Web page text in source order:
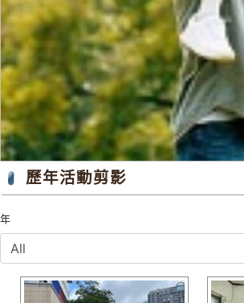
歷年活動剪影
年